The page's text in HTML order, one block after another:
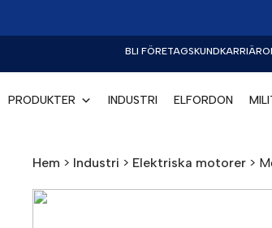
BLI FÖRETAGSKUNDKARRIÄR
PRODUKTER INDUSTRI ELFORDON
Hem > Industri > Elektriska motorer >